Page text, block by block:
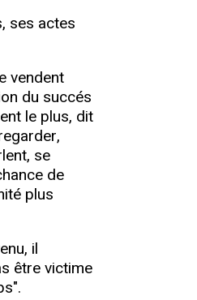
ses actes
vendent
du succés
le plus, dit
se
de
plus
il
être victime